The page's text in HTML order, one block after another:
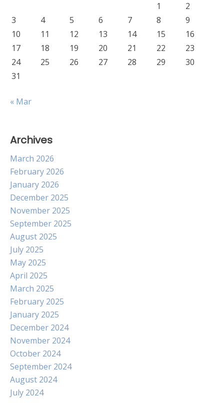
1
2
3
4 5 6 7 8
9
10
11 12 13 14 15
16
17
18 19 20 21 22
23
24
25 26 27 28 29
30
31
« Mar
Archives
March 2026
February 2026
January 2026
December 2025
November 2025
September 2025
August 2025
July 2025
May 2025
April 2025
March 2025
February 2025
January 2025
December 2024
November 2024
October 2024
September 2024
August 2024
July 2024